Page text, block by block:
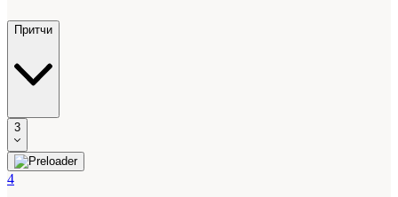
Притчи
3
4